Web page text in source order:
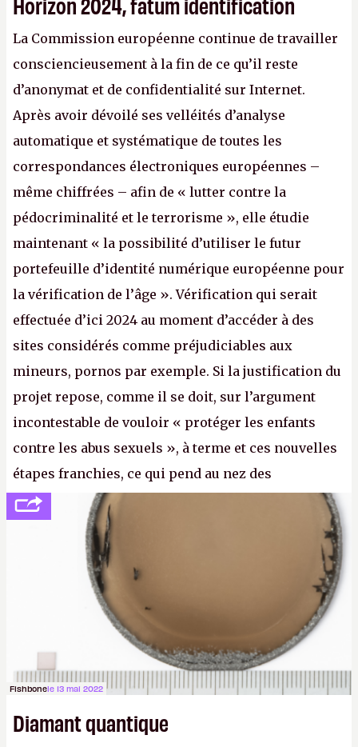
La Commission européenne continue de travailler
consciencieusement à la fin de ce qu’il reste
d’anonymat et de confidentialité sur Internet.
Après avoir dévoilé ses velléités d’analyse
automatique et systématique de toutes les
correspondances électroniques européennes –
même chiffrées – afin de « lutter contre la
pédocriminalité et le terrorisme », elle étudie
maintenant « la possibilité d’utiliser le futur
portefeuille d’identité numérique européenne pour
la vérification de l’âge ». Vérification qui serait
effectuée d’ici 2024 au moment d’accéder à des
sites considérés comme préjudiciables aux
mineurs, pornos par exemple. Si la justification du
projet repose, comme il se doit, sur l’argument
incontestable de vouloir « protéger les enfants
contre les abus sexuels », à terme et ces nouvelles
étapes franchies, ce qui pend au nez des
internautes est à n'en point douter la mise en place
de l’identification obligatoire pour se connecter au
http://cpc.cx/AH432N1
- Crédit photo : Pexels -
Fishbonele 13 mai 2022
Diamant quantique